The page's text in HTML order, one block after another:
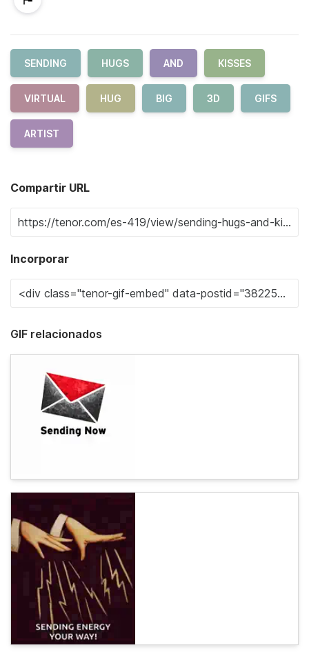
SENDING HUGS AND KISSES
VIRTUAL HUG BIG 3D GIFS
ARTIST
Compartir URL
Incorporar
GIF relacionados